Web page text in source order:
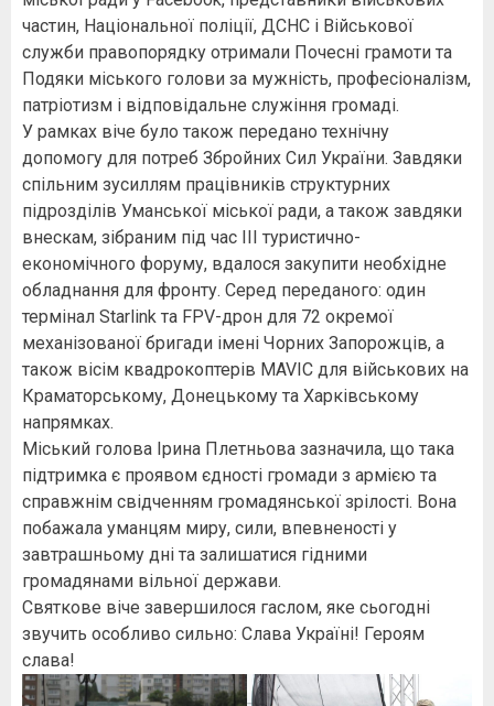
частин, Національної поліції, ДСНС і Військової
служби правопорядку отримали Почесні грамоти та
Подяки міського голови за мужність, професіоналізм,
патріотизм і відповідальне служіння громаді.
У рамках віче було також передано технічну
допомогу для потреб Збройних Сил України. Завдяки
спільним зусиллям працівників структурних
підрозділів Уманської міської ради, а також завдяки
внескам, зібраним під час ІІІ туристично-
економічного форуму, вдалося закупити необхідне
обладнання для фронту. Серед переданого: один
термінал Starlink та FPV-дрон для 72 окремої
механізованої бригади імені Чорних Запорожців, а
також вісім квадрокоптерів MAVIC для військових на
Краматорському, Донецькому та Харківському
напрямках.
Міський голова Ірина Плетньова зазначила, що така
підтримка є проявом єдності громади з армією та
справжнім свідченням громадянської зрілості. Вона
побажала уманцям миру, сили, впевненості у
завтрашньому дні та залишатися гідними
громадянами вільної держави.
Святкове віче завершилося гаслом, яке сьогодні
звучить особливо сильно: Слава Україні! Героям
слава!